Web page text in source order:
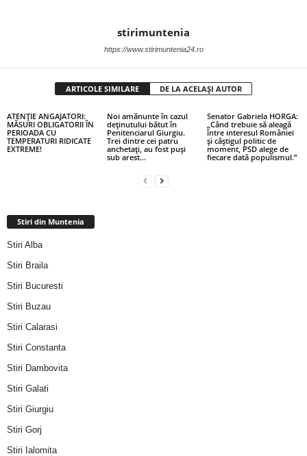
stirimuntenia
https://www.stirimuntenia24.ro
ARTICOLE SIMILARE DE LA ACELAȘI AUTOR
ATENŢIE ANGAJATORI:
MĂSURI OBLIGATORII ÎN
PERIOADA CU
TEMPERATURI RIDICATE
EXTREME!
Noi amănunte în cazul
deținutului bătut în
Penitenciarul Giurgiu.
Trei dintre cei patru
anchetați, au fost puși
sub arest…
Senator Gabriela HORGA:
„Când trebuie să aleagă
între interesul României
și câștigul politic de
moment, PSD alege de
fiecare dată populismul.”
Stiri din Muntenia
Stiri Alba
Stiri Braila
Stiri Bucuresti
Stiri Buzau
Stiri Calarasi
Stiri Constanta
Stiri Dambovita
Stiri Galati
Stiri Giurgiu
Stiri Gorj
Stiri Ialomita